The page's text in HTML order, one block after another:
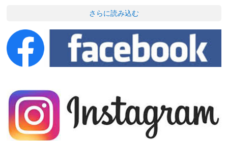
さらに読み込む